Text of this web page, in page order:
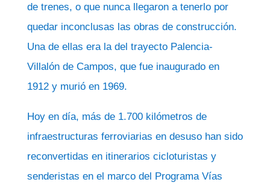
de trenes, o que nunca llegaron a tenerlo por
quedar inconclusas las obras de construcción.
Una de ellas era la del trayecto Palencia-
Villalón de Campos, que fue inaugurado en
1912 y murió en 1969.
Hoy en día, más de 1.700 kilómetros de
infraestructuras ferroviarias en desuso han sido
reconvertidas en itinerarios cicloturistas y
senderistas en el marco del Programa Vías